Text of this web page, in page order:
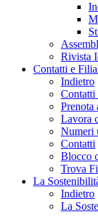
Rivista
Contatti e
Indietro
Prenota
Lavora
Numeri
Contatti
Blocco
Trova
La
Indietro
La